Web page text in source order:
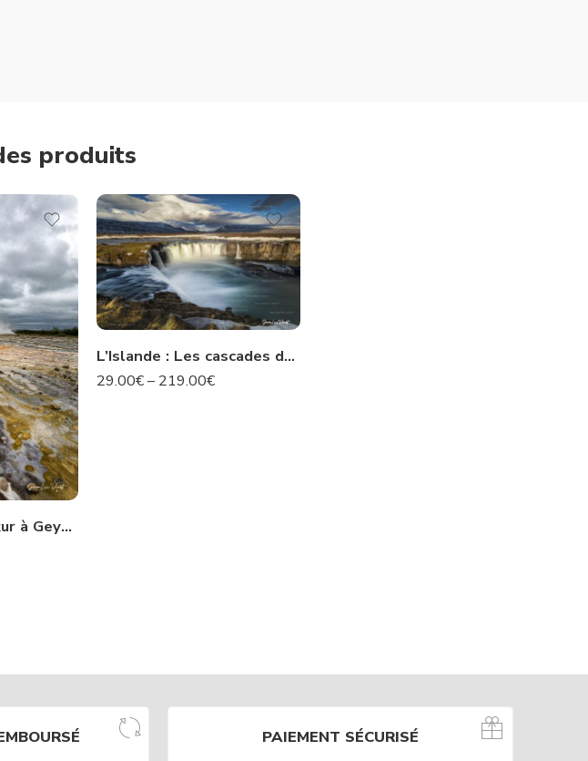
produits
L’Islande : Strokkur à Geysir – N°50 IS
L’Islande : Les cascades de Godafoss -N° 74 IS
29.00€– 219.00€
PAIEMENT SÉCURISÉ